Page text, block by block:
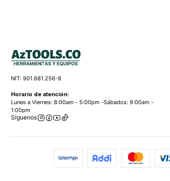
NIT: 901.681.256-8
Horario de atención:
Lunes a Viernes: 8:00am - 5:00pm -Sábados: 9:00am -
1:00pm
Síguenos